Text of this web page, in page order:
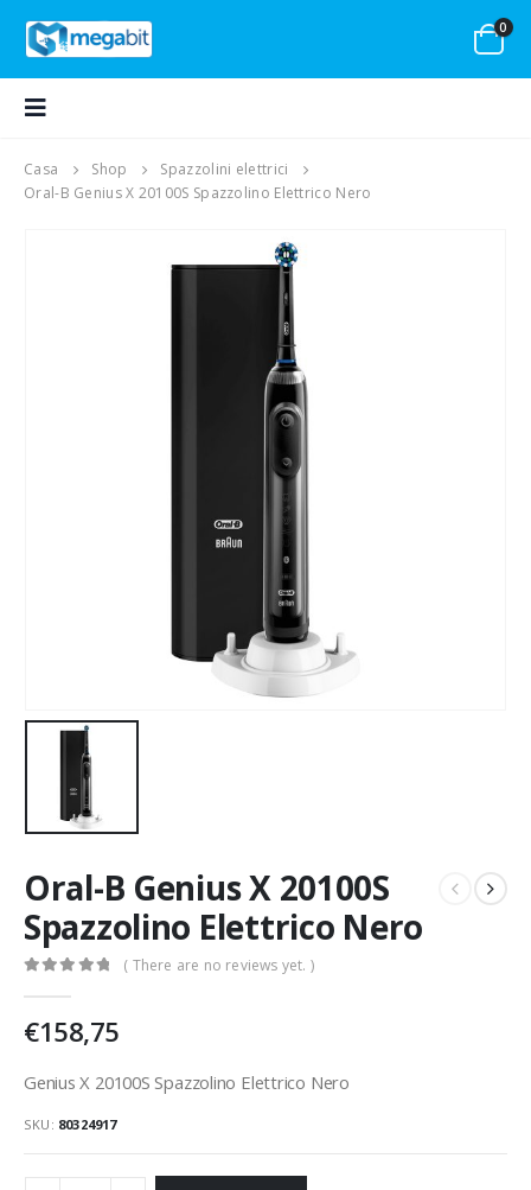
0
Casa Shop
Spazzolini elettrici
Oral-B Genius X 20100S Spazzolino Elettrico Nero
Oral-B Genius X 20100S
Spazzolino Elettrico Nero
( There are no reviews yet. )
€158,75
Genius X 20100S Spazzolino Elettrico Nero
SKU: 80324917